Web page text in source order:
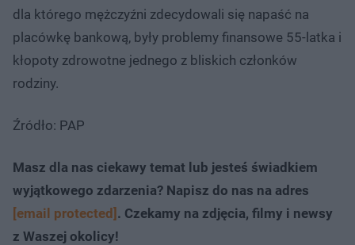
dla którego mężczyźni zdecydowali się napaść na
placówkę bankową, były problemy finansowe 55-latka i
kłopoty zdrowotne jednego z bliskich członków
rodziny.
Źródło: PAP
Masz dla nas ciekawy temat lub jesteś świadkiem
wyjątkowego zdarzenia? Napisz do nas na adres
[email protected] . Czekamy na zdjęcia, filmy i newsy
z Waszej okolicy!